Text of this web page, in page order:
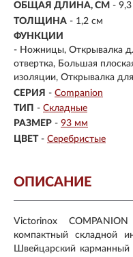
ОБЩАЯ ДЛИНА, СМ - 9,3
ТОЛЩИНА - 1,2 см
ФУНКЦИИ
- Ножницы, Открывалка
отвертка, Большая
изоляции, Открывалка
СЕРИЯ - Companion
ТИП - Складные
РАЗМЕР - 93 мм
ЦВЕТ - Серебристые
ОПИСАНИЕ
Victorinox
компактный складной
Швейцарский карманный